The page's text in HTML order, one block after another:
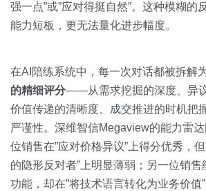
强一点”或”应对得挺自然”。这种模糊的
能力短板，更无法量化进步幅度。
在AI陪练系统中，每一次对话都被拆解
的精细评分——从需求挖掘的深度、异
价值传递的清晰度、成交推进的时机把
严谨性。深维智信Megaview的能力雷
位销售在”应对价格异议”上得分优秀，
的隐形反对者”上明显薄弱；另一位销
功能，却在”将技术语言转化为业务价值